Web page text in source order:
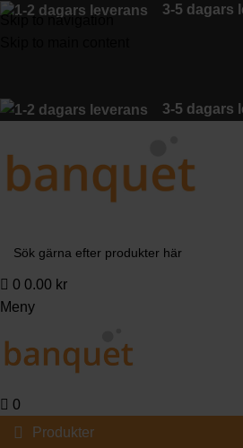
Skip to navigation
3-5 dagars
3-5 dagars
0 0.00 kr
Meny
0
Produkter